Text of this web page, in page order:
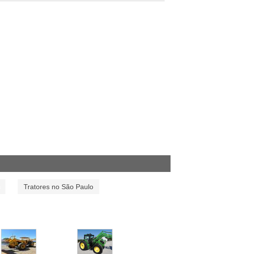
Tratores no São Paulo